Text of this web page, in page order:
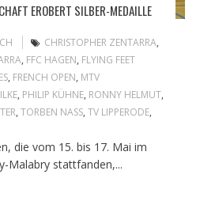
EROBERT SILBER-MEDAILLE
CHRISTOPHER ZENTARRA,
, FFC HAGEN, FLYING FEET
, FRENCH OPEN, MTV
, PHILIP KÜHNE, RONNY HELMUT,
, TORBEN NASS, TV LIPPERODE,
die vom 15. bis 17. Mai im
Malabry stattfanden,...